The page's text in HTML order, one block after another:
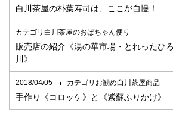
白川茶屋の朴葉寿司は、ここが自慢！
カテゴリ白川茶屋のおばちゃん便り
販売店の紹介《湯の華市場・とれったひ
川》
2018/04/05 カテゴリお勧め白川茶屋商品
手作り《コロッケ》と《紫蘇ふりかけ》